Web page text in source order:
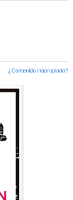
¿Contenido inapropiado?